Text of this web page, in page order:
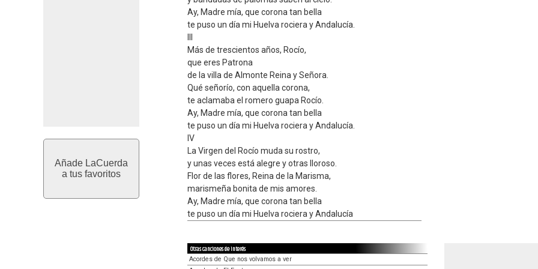
Añade LaCuerda
a tus favoritos
Ay, Madre mía, que corona tan bella
te puso un día mi Huelva rociera y Andalucía.
Más de trescientos años, Rocío,
que eres Patrona
de la villa de Almonte Reina y Señora.
Qué señorío, con aquella corona,
te aclamaba el romero guapa Rocío.
Ay, Madre mía, que corona tan bella
te puso un día mi Huelva rociera y Andalucía.
IV
La Virgen del Rocío muda su rostro,
y unas veces está alegre y otras lloroso.
Flor de las flores, Reina de la Marisma,
marismeña bonita de mis amores.
Ay, Madre mía, que corona tan bella
te puso un día mi Huelva rociera y Andalucía
Otras canciones de interés
Acordes de Que nos volvamos a ver